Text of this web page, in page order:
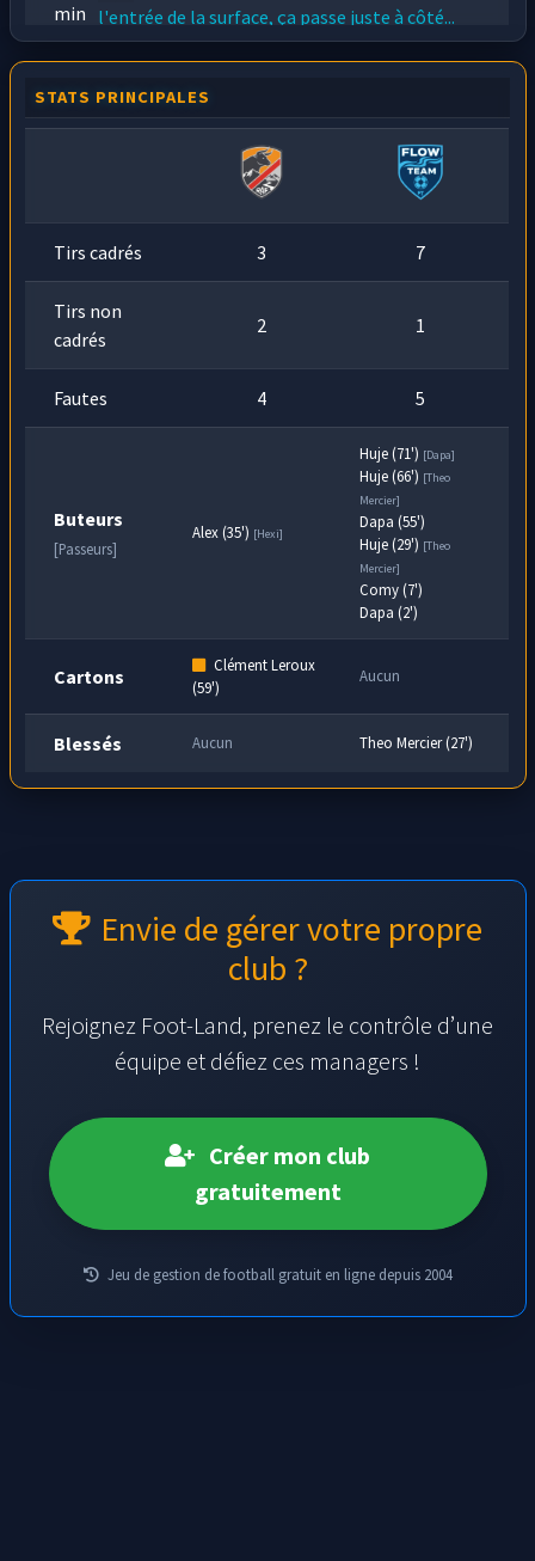
min l'entrée de la surface, ça passe juste à côté...
min
Rodez AFfait tranquillement tourner le
bien ennuyeux tout ça!
STATS PRINCIPALES
Tirs cadrés 3 7
Tirs non
cadrés
2 1
Fautes 4 5
Buteurs
[Passeurs]
Alex (35') [Hexi]
Huje (71') [Dapa]
Huje (66') [Theo
Mercier]
Dapa (55')
Huje (29') [Theo
Mercier]
Comy (7')
Dapa (2')
Cartons
Clément Leroux
(59')
Aucun
Blessés Aucun Theo Mercier (27')
Envie de gérer votre propre
club ?
Rejoignez Foot-Land, prenez le contrôle d’une
équipe et défiez ces managers !
Créer mon club
gratuitement
Jeu de gestion de football gratuit en ligne depuis 2004